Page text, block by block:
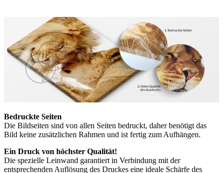
Bedruckte Seiten
Die Bildseiten sind von allen Seiten bedruckt, daher benötigt das
Bild keine zusätzlichen Rahmen und ist fertig zum Aufhängen.
Ein Druck von höchster Qualität!
Die spezielle Leinwand garantiert in Verbindung mit der
entsprechenden Auflösung des Druckes eine ideale Schärfe des